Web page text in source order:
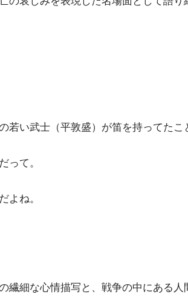
い武士（平敦盛）が笛を持ってたこ
って。
よね。
細な心情描写と、戦争の中にある